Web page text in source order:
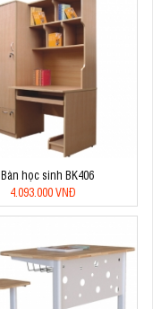
Bàn học sinh BK406
4.093.000 VNĐ